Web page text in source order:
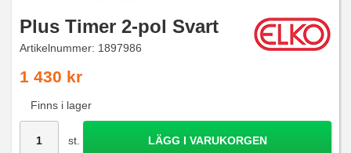
Plus Timer 2-pol Svart
Artikelnummer: 1897986
1 430 kr
Finns i lager
st. LÄGG I VARUKORGEN